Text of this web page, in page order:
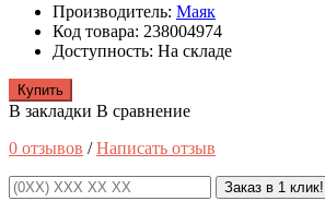
Производитель: Маяк
Код товара: 238004974
Доступность: На складе
Купить
В закладки В сравнение
0 отзывов /Написать отзыв
Заказ в 1 клик!